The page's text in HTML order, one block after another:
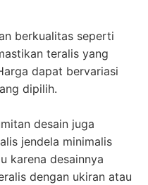
berkualitas seperti
teralis yang
dapat bervariasi
dipilih.
desain juga
jendela minimalis
karena desainnya
dengan ukiran atau